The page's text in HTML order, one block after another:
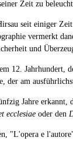
Zeit zu
seit einiger
vermerkt
und
12. Jahrhundert,
der am
Jahre erkannt,
ecclesiae oder den
"L'opera e